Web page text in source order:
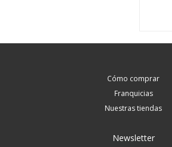
Cómo comprar
Franquicias
Nuestras tiendas
Newsletter